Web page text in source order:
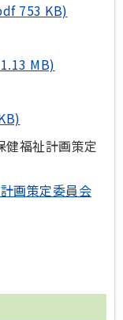
753 KB)
MB)
健福祉計画策定
画策定委員会